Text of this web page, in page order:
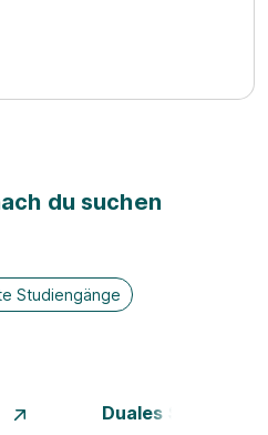
du suchen
Studiengänge
Duales Studium